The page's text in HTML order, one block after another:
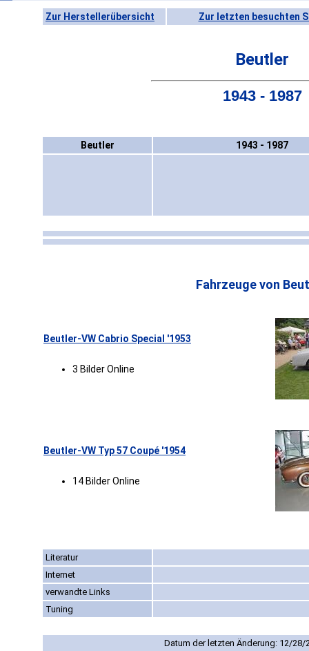
Zur Herstellerübersicht Zur letzten besuchten
Beutler
1943 - 1987
Beutler 1943 - 1987
Fahrzeuge von
Beutler-VW Cabrio Special '1953
3 Bilder Online
Beutler-VW Typ 57 Coupé '1954
14 Bilder Online
Literatur
Internet
verwandte Links
Tuning
Datum der letzten Änderung: 12/28/